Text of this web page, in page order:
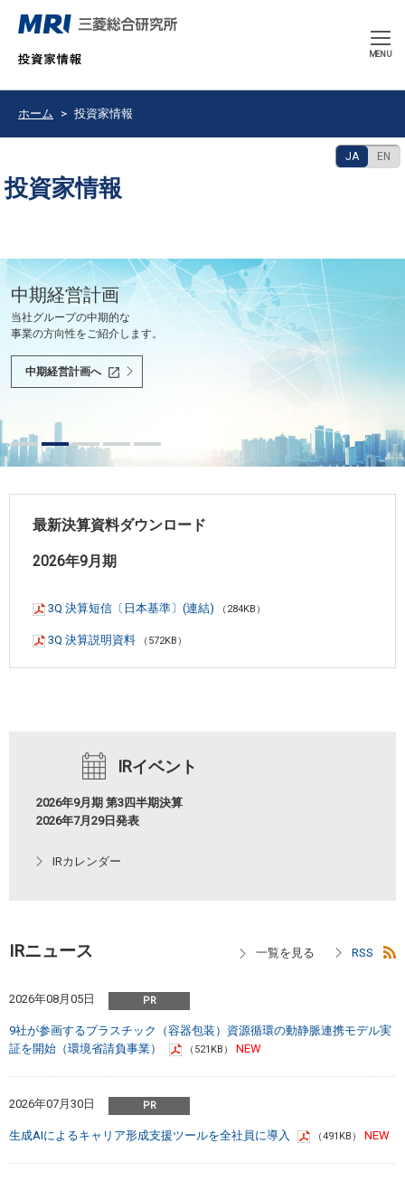
CLOSE
MENU
ホーム 投資家情報
投資家情報
JA EN
豊かで持続可能な未来の共創を使命として、
世界と共に、あるべき未来を問い続け、
社会課題を解決し、社会の変革を先駆けます。
中期経営計画
当社グループの中期的な
事業の方向性をご紹介します。
中期経営計画へ
決算発表
最新の決算情報をご確認ください。
決算情報へ
2026年9月期 中間報告書
2026年6月
中間報告書へ
会社紹介ムービー
会社紹介ムービーをご覧いただけます。
会社紹介ムービーへ
最新決算資料ダウンロード
2026年9月期
3Q 決算短信〔日本基準〕(連結) （284KB）
3Q 決算説明資料 （572KB）
IRイベント
2026年9月期 第3四半期決算
2026年7月29日発表
IRカレンダー
IRニュース
2026年08月05日
9社が参画するプラスチック（容器包装）資源循環の動静脈連携モデル実
証を開始（環境省請負事業）
（521KB）
2026年07月30日
生成AIによるキャリア形成支援ツールを全社員に導入 （491KB）